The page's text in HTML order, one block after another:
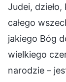
Judei,
całego
jakiego Bóg
wielkiego
narodzie –